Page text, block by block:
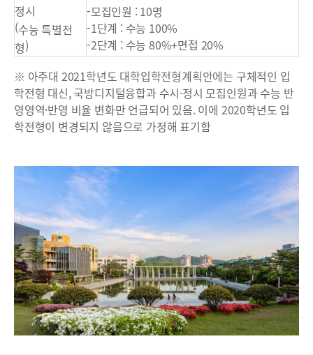
정시
(수능 특별전
형)
-모집인원 : 10명
-1단계 : 수능 100%
-2단계 : 수능 80%+면접 20%
※ 아주대 2021학년도 대학입학전형계획안에는 구체적인 입
학전형 대신, 국방디지털융합과 수시·정시 모집인원과 수능 반
영영역·반영 비율 변화만 언급되어 있음. 이에 2020학년도 입
학전형이 변경되지 않음으로 가정해 표기함